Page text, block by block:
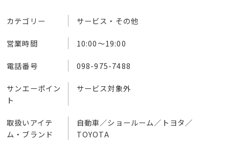
カテゴリー サービス・その他
営業時間 10:00～19:00
電話番号 098-975-7488
サンエーポイン
ト
サービス対象外
取扱いアイテ
ム・ブランド
自動車／ショールーム／トヨタ／
TOYOTA